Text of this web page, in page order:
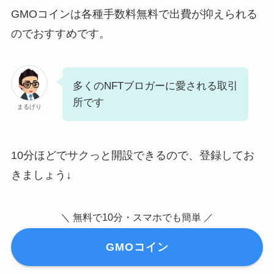
GMOコインは各種手数料無料で出費が抑えられる
のでおすすめです。
まるげり
多くのNFTブロガーに愛される取引
所です
10分ほどでサクっと開設できるので、登録してお
きましょう↓
＼ 無料で10分・スマホでも簡単 ／
GMOコイン